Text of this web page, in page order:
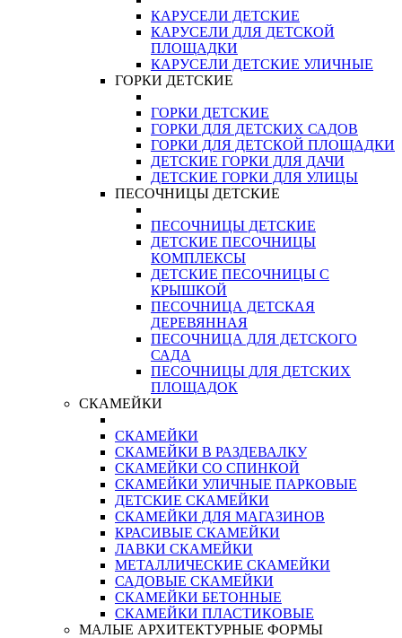
КАРУСЕЛИ ДЕТСКИЕ
КАРУСЕЛИ ДЛЯ ДЕТСКОЙ
ПЛОЩАДКИ
КАРУСЕЛИ ДЕТСКИЕ УЛИЧНЫЕ
ГОРКИ ДЕТСКИЕ
ГОРКИ ДЕТСКИЕ
ГОРКИ ДЛЯ ДЕТСКИХ САДОВ
ГОРКИ ДЛЯ ДЕТСКОЙ ПЛОЩАДКИ
ДЕТСКИЕ ГОРКИ ДЛЯ ДАЧИ
ДЕТСКИЕ ГОРКИ ДЛЯ УЛИЦЫ
ПЕСОЧНИЦЫ ДЕТСКИЕ
ПЕСОЧНИЦЫ ДЕТСКИЕ
ДЕТСКИЕ ПЕСОЧНИЦЫ
КОМПЛЕКСЫ
ДЕТСКИЕ ПЕСОЧНИЦЫ С
КРЫШКОЙ
ПЕСОЧНИЦА ДЕТСКАЯ
ДЕРЕВЯННАЯ
ПЕСОЧНИЦА ДЛЯ ДЕТСКОГО
САДА
ПЕСОЧНИЦЫ ДЛЯ ДЕТСКИХ
ПЛОЩАДОК
СКАМЕЙКИ
СКАМЕЙКИ
СКАМЕЙКИ В РАЗДЕВАЛКУ
СКАМЕЙКИ СО СПИНКОЙ
СКАМЕЙКИ УЛИЧНЫЕ ПАРКОВЫЕ
ДЕТСКИЕ СКАМЕЙКИ
СКАМЕЙКИ ДЛЯ МАГАЗИНОВ
КРАСИВЫЕ СКАМЕЙКИ
ЛАВКИ СКАМЕЙКИ
МЕТАЛЛИЧЕСКИЕ СКАМЕЙКИ
САДОВЫЕ СКАМЕЙКИ
СКАМЕЙКИ БЕТОННЫЕ
СКАМЕЙКИ ПЛАСТИКОВЫЕ
МАЛЫЕ АРХИТЕКТУРНЫЕ ФОРМЫ